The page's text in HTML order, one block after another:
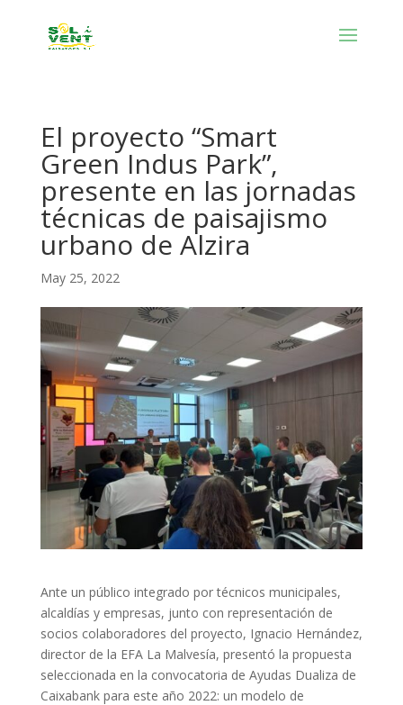
El proyecto “Smart
Green Indus Park”,
presente en las jornadas
técnicas de paisajismo
urbano de Alzira
May 25, 2022
Ante un público integrado por técnicos municipales,
alcaldías y empresas, junto con representación de
socios colaboradores del proyecto, Ignacio Hernández,
director de la EFA La Malvesía, presentó la propuesta
seleccionada en la convocatoria de Ayudas Dualiza de
Caixabank para este año 2022: un modelo de